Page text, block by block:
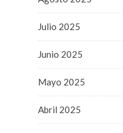
Julio 2025
Junio 2025
Mayo 2025
Abril 2025